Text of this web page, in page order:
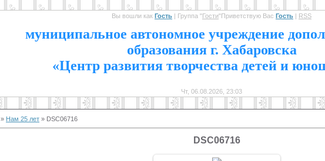
Вы вошли как Гость | Группа "Гости"Приветствую Вас Гость | RSS
муниципальное автономное учреждение
образования г. Хабаровска
«Центр развития творчества детей и
Чт, 06.08.2026, 23:03
» Нам 25 лет » DSC06716
DSC06716